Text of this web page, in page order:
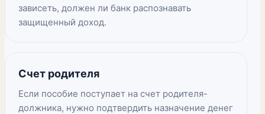
зависеть, должен ли банк распознавать
защищенный доход.
Счет родителя
Если пособие поступает на счет родителя-
должника, нужно подтвердить назначение денег